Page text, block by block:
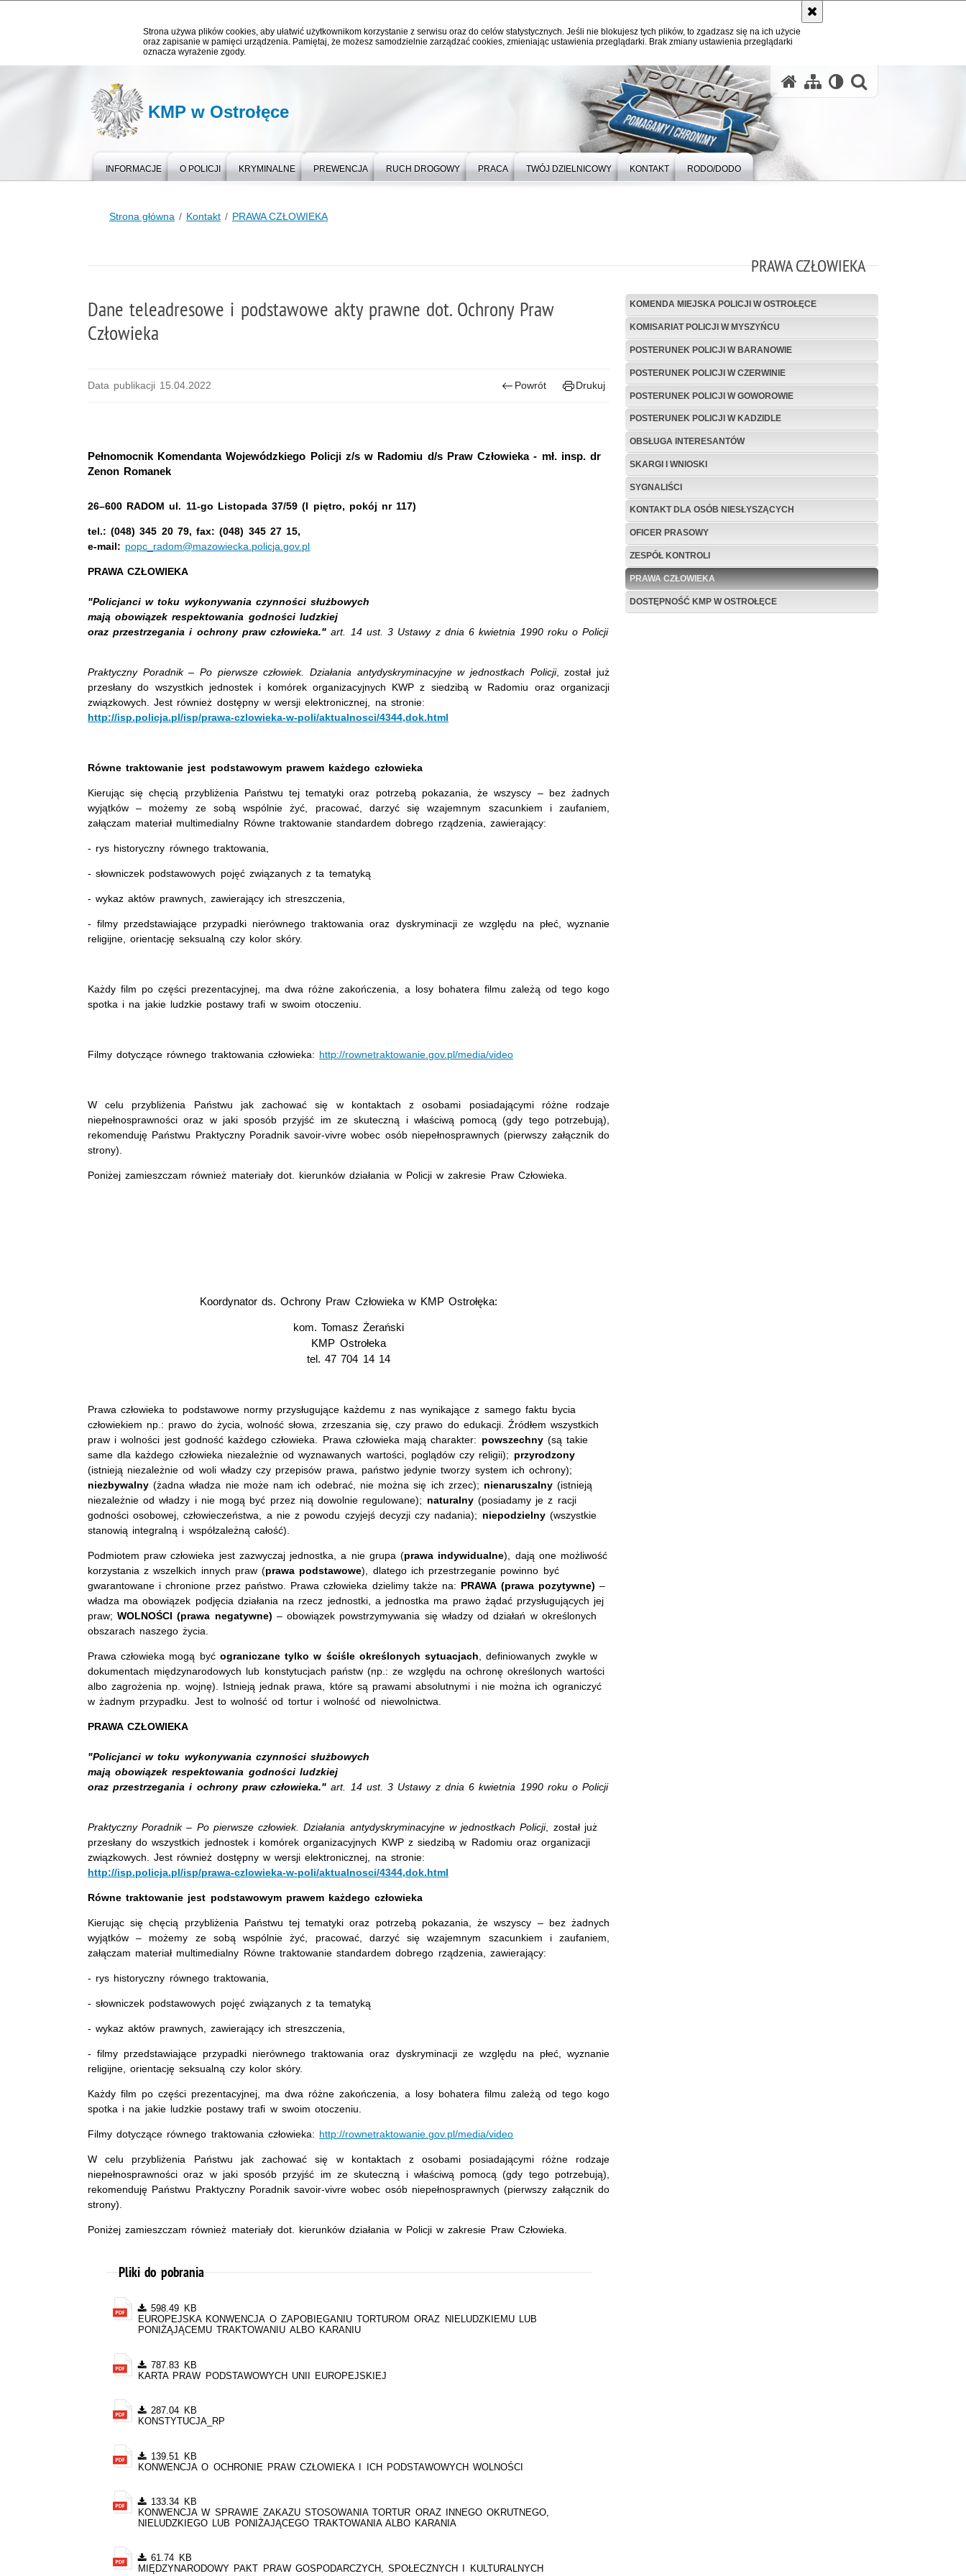
Strona używa plików cookies, aby ułatwić użytkownikom korzystanie z serwisu oraz do celów statystycznych. Jeśli nie blokujesz tych plików, to zgadzasz się na ich użycie
oraz zapisanie w pamięci urządzenia. Pamiętaj, że możesz samodzielnie zarządzać cookies, zmieniając ustawienia przeglądarki. Brak zmiany ustawienia przeglądarki
oznacza wyrażenie zgody.
KMP w Ostrołęce
INFORMACJE O POLICJI KRYMINALNE PREWENCJA RUCH DROGOWY PRACA TWÓJ DZIELNICOWY KONTAKT RODO/DODO
Strona główna Kontakt PRAWA CZŁOWIEKA
PRAWA CZŁOWIEKA
KOMENDA MIEJSKA POLICJI W OSTROŁĘCE
KOMISARIAT POLICJI W MYSZYŃCU
POSTERUNEK POLICJI W BARANOWIE
POSTERUNEK POLICJI W CZERWINIE
POSTERUNEK POLICJI W GOWOROWIE
POSTERUNEK POLICJI W KADZIDLE
OBSŁUGA INTERESANTÓW
SKARGI I WNIOSKI
SYGNALIŚCI
KONTAKT DLA OSÓB NIESŁYSZĄCYCH
OFICER PRASOWY
ZESPÓŁ KONTROLI
PRAWA CZŁOWIEKA
DOSTĘPNOŚĆ KMP W OSTROŁĘCE
Dane teleadresowe i podstawowe akty prawne dot. Ochrony Praw
Człowieka
Data publikacji 15.04.2022 Powrót Drukuj
Pełnomocnik Komendanta Wojewódzkiego Policji z/s w Radomiu d/s Praw Człowieka - mł. insp. dr
Zenon Romanek
26–600 RADOM ul. 11-go Listopada 37/59 (I piętro, pokój nr 117)
tel.: (048) 345 20 79, fax: (048) 345 27 15,
e-mail: popc_radom@mazowiecka.policja.gov.pl
PRAWA CZŁOWIEKA
"Policjanci w toku wykonywania czynności służbowych
mają obowiązek respektowania godności ludzkiej
oraz przestrzegania i ochrony praw człowieka." art. 14 ust. 3 Ustawy z dnia 6 kwietnia 1990 roku o Policji
Praktyczny Poradnik– Po pierwsze człowiek. Działania antydyskryminacyjne w jednostkach Policji, został już
przesłany do wszystkich jednostek i komórek organizacyjnych KWP z siedzibą w Radomiu oraz organizacji
związkowych. Jest również dostępny w wersji elektronicznej, na stronie:
http://isp.policja.pl/isp/prawa-czlowieka-w-poli/aktualnosci/4344,dok.html
Równe traktowanie jest podstawowym prawem każdego człowieka
Kierując się chęcią przybliżenia Państwu tej tematyki oraz potrzebą pokazania, że wszyscy – bez żadnych
wyjątków – możemy ze sobą wspólnie żyć, pracować, darzyć się wzajemnym szacunkiem i zaufaniem,
załączam materiał multimedialny Równe traktowanie standardem dobrego rządzenia, zawierający:
- rys historyczny równego traktowania,
- słowniczek podstawowych pojęć związanych z ta tematyką
- wykaz aktów prawnych, zawierający ich streszczenia,
- filmy przedstawiające przypadki nierównego traktowania oraz dyskryminacji ze względu na płeć, wyznanie
religijne, orientację seksualną czy kolor skóry.
Każdy film po części prezentacyjnej, ma dwa różne zakończenia, a losy bohatera filmu zależą od tego kogo
spotka i na jakie ludzkie postawy trafi w swoim otoczeniu.
Filmy dotyczące równego traktowania człowieka: http://rownetraktowanie.gov.pl/media/video
W celu przybliżenia Państwu jak zachować się w kontaktach z osobami posiadającymi różne rodzaje
niepełnosprawności oraz w jaki sposób przyjść im ze skuteczną i właściwą pomocą (gdy tego potrzebują),
rekomenduję Państwu Praktyczny Poradnik savoir-vivre wobec osób niepełnosprawnych (pierwszy załącznik do
strony).
Poniżej zamieszczam również materiały dot. kierunków działania w Policji w zakresie Praw Człowieka.
Koordynator ds. Ochrony Praw Człowieka w KMP Ostrołęka:
kom. Tomasz Żerański
KMP Ostrołeka
tel. 47 704 14 14
Prawa człowieka to podstawowe normy przysługujące każdemu z nas wynikające z samego faktu bycia
człowiekiem np.: prawo do życia, wolność słowa, zrzeszania się, czy prawo do edukacji. Źródłem wszystkich
praw i wolności jest godność każdego człowieka. Prawa człowieka mają charakter: powszechny(są takie
same dla każdego człowieka niezależnie od wyznawanych wartości, poglądów czy religii); przyrodzony
(istnieją niezależnie od woli władzy czy przepisów prawa, państwo jedynie tworzy system ich ochrony);
niezbywalny (żadna władza nie może nam ich odebrać, nie można się ich zrzec); nienaruszalny (istnieją
niezależnie od władzy i nie mogą być przez nią dowolnie regulowane); naturalny(posiadamy je z racji
godności osobowej, człowieczeństwa, a nie z powodu czyjejś decyzji czy nadania); niepodzielny(wszystkie
stanowią integralną i współzależną całość).
Podmiotem praw człowieka jest zazwyczaj jednostka, a nie grupa (prawa indywidualne), dają one możliwość
korzystania z wszelkich innych praw (prawa podstawowe), dlatego ich przestrzeganie powinno być
gwarantowane i chronione przez państwo. Prawa człowieka dzielimy także na: PRAWA (prawa pozytywne) –
władza ma obowiązek podjęcia działania na rzecz jednostki, a jednostka ma prawo żądać przysługujących jej
praw;WOLNOŚCI (prawa negatywne) – obowiązek powstrzymywania się władzy od działań w określonych
obszarach naszego życia.
Prawa człowieka mogą być ograniczane tylko w ściśle określonych sytuacjach, definiowanych zwykle w
dokumentach międzynarodowych lub konstytucjach państw (np.: ze względu na ochronę określonych wartości
albo zagrożenia np. wojnę). Istnieją jednak prawa, które są prawami absolutnymi i nie można ich ograniczyć
w żadnym przypadku. Jest to wolność od tortur i wolność od niewolnictwa.
PRAWA CZŁOWIEKA
"Policjanci w toku wykonywania czynności służbowych
mają obowiązek respektowania godności ludzkiej
oraz przestrzegania i ochrony praw człowieka." art. 14 ust. 3 Ustawy z dnia 6 kwietnia 1990 roku o Policji
Praktyczny Poradnik– Po pierwsze człowiek. Działania antydyskryminacyjne w jednostkach Policji, został już
przesłany do wszystkich jednostek i komórek organizacyjnych KWP z siedzibą w Radomiu oraz organizacji
związkowych. Jest również dostępny w wersji elektronicznej, na stronie:
http://isp.policja.pl/isp/prawa-czlowieka-w-poli/aktualnosci/4344,dok.html
Równe traktowanie jest podstawowym prawem każdego człowieka
Kierując się chęcią przybliżenia Państwu tej tematyki oraz potrzebą pokazania, że wszyscy – bez żadnych
wyjątków – możemy ze sobą wspólnie żyć, pracować, darzyć się wzajemnym szacunkiem i zaufaniem,
załączam materiał multimedialny Równe traktowanie standardem dobrego rządzenia, zawierający:
- rys historyczny równego traktowania,
- słowniczek podstawowych pojęć związanych z ta tematyką
- wykaz aktów prawnych, zawierający ich streszczenia,
- filmy przedstawiające przypadki nierównego traktowania oraz dyskryminacji ze względu na płeć, wyznanie
religijne, orientację seksualną czy kolor skóry.
Każdy film po części prezentacyjnej, ma dwa różne zakończenia, a losy bohatera filmu zależą od tego kogo
spotka i na jakie ludzkie postawy trafi w swoim otoczeniu.
Filmy dotyczące równego traktowania człowieka: http://rownetraktowanie.gov.pl/media/video
W celu przybliżenia Państwu jak zachować się w kontaktach z osobami posiadającymi różne rodzaje
niepełnosprawności oraz w jaki sposób przyjść im ze skuteczną i właściwą pomocą (gdy tego potrzebują),
rekomenduję Państwu Praktyczny Poradnik savoir-vivre wobec osób niepełnosprawnych (pierwszy załącznik do
strony).
Poniżej zamieszczam również materiały dot. kierunków działania w Policji w zakresie Praw Człowieka.
Pliki do pobrania
598.49 KB
EUROPEJSKA KONWENCJA O ZAPOBIEGANIU TORTUROM ORAZ NIELUDZKIEMU LUB
PONIŻĄJĄCEMU TRAKTOWANIU ALBO KARANIU
787.83 KB
KARTA PRAW PODSTAWOWYCH UNII EUROPEJSKIEJ
287.04 KB
KONSTYTUCJA_RP
139.51 KB
KONWENCJA O OCHRONIE PRAW CZŁOWIEKA I ICH PODSTAWOWYCH WOLNOŚCI
133.34 KB
KONWENCJA W SPRAWIE ZAKAZU STOSOWANIA TORTUR ORAZ INNEGO OKRUTNEGO,
NIELUDZKIEGO LUB PONIŻAJĄCEGO TRAKTOWANIA ALBO KARANIA
61.74 KB
MIĘDZYNARODOWY PAKT PRAW GOSPODARCZYCH, SPOŁECZNYCH I KULTURALNYCH